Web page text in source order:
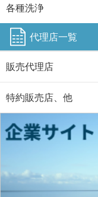
各種洗浄
代理店一覧
販売代理店
特約販売店、他